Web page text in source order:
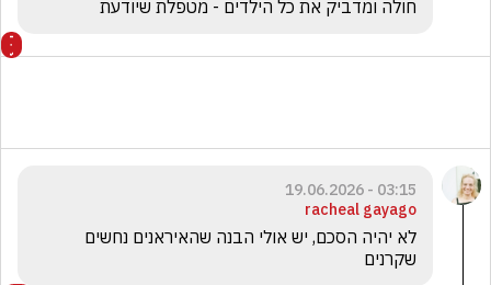
חולה ומדביק את כל הילדים - מטפלת שיודעת
03:15 - 19.06.2026
racheal gayago
שקרנים